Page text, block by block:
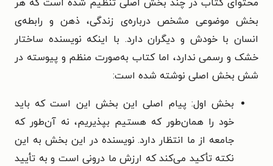
محتوای کتاب در چند بخش اصلی تنظیم شده است که هر
بخش موضوعی مشخص درباره‌ی زندگی، ذهن و رابطه‌ی
انسان با خودش و دیگران دارد. با اینکه نویسنده ساختار
خشک و رسمی ندارد، اما کتاب به‌صورت منظم و پیوسته در
شش بخش اصلی نوشته شده است:
بخش اول: پیام اصلی این بخش این است که باید
خود را همان‌طور که هستیم بپذیریم، نه آن‌طور که
جامعه از ما انتظار دارد. نویسنده در این بخش به این
نکته تأکید می‌کند که ارزش ما درونی است و به تأیید